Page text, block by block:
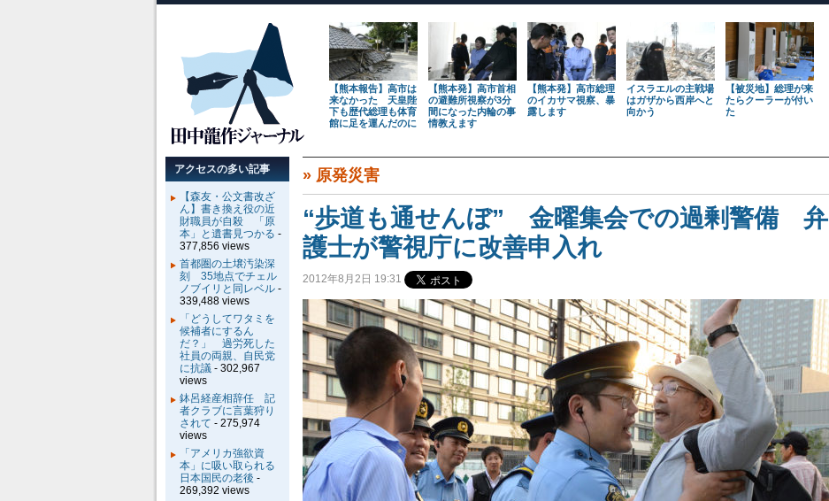
【熊本報告】高市は
来なかった 天皇陛
下も歴代総理も体育
館に足を運んだのに
【熊本発】高市首相
の避難所視察が3分
間になった内輪の事
情教えます
【熊本発】高市総理
のイカサマ視察、暴
露します
イスラエルの主戦場
はガザから西岸へと
向かう
【被災地】総理が来
たらクーラーが付い
た
» 原発災害
“歩道も通せんぼ” 金曜集会での過剰警備 弁
護士が警視庁に改善申入れ
2012年8月2日 19:31
アクセスの多い記事
【森友・公文書改ざ
ん】書き換え役の近
財職員が自殺 「原
本」と遺書見つかる -
377,856 views
首都圏の土壌汚染深
刻 35地点でチェル
ノブイリと同レベル -
339,488 views
「どうしてワタミを
候補者にするん
だ？」 過労死した
社員の両親、自民党
に抗議 - 302,967
views
鉢呂経産相辞任 記
者クラブに言葉狩り
されて - 275,974
views
「アメリカ強欲資
本」に吸い取られる
日本国民の老後 -
269,392 views